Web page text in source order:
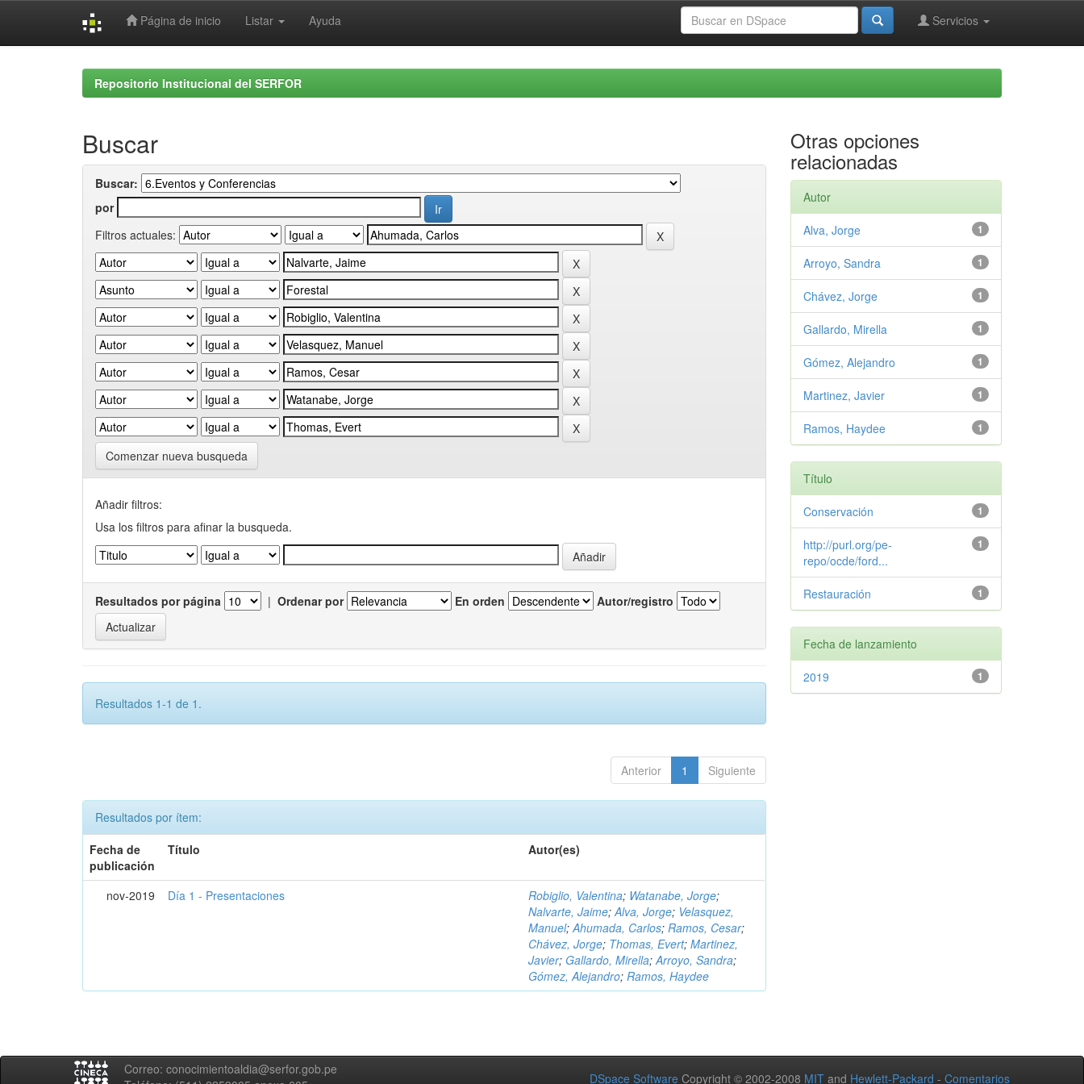
Página de inicio Listar Ayuda Servicios
Repositorio Institucional del SERFOR
Buscar
Buscar:
por
Filtros actuales:
Comenzar nueva busqueda
Añadir filtros:
Usa los filtros para afinar la busqueda.
Resultados por página | Ordenar por En orden Autor/registro
Resultados 1-1 de 1.
Anterior 1 Siguiente
Resultados por ítem:
Fecha de
publicación
Título Autor(es)
nov-2019 Día 1 - Presentaciones Robiglio, Valentina; Watanabe, Jorge;
Nalvarte, Jaime;Alva, Jorge; Velasquez,
Manuel;Ahumada, Carlos;Ramos, Cesar;
Chávez, Jorge; Thomas, Evert;Martinez,
Javier; Gallardo, Mirella;Arroyo, Sandra;
Gómez, Alejandro;Ramos, Haydee
Otras opciones
relacionadas
Autor
1
Alva, Jorge
1
Arroyo, Sandra
1
Chávez, Jorge
1
Gallardo, Mirella
1
Gómez, Alejandro
1
Martinez, Javier
1
Ramos, Haydee
Título
1
Conservación
1
http://purl.org/pe-
repo/ocde/ford...
1
Restauración
Fecha de lanzamiento
1
2019
Correo: conocimientoaldia@serfor.gob.pe
DSpace Software Copyright © 2002-2008 MIT and Hewlett-Packard - Comentarios